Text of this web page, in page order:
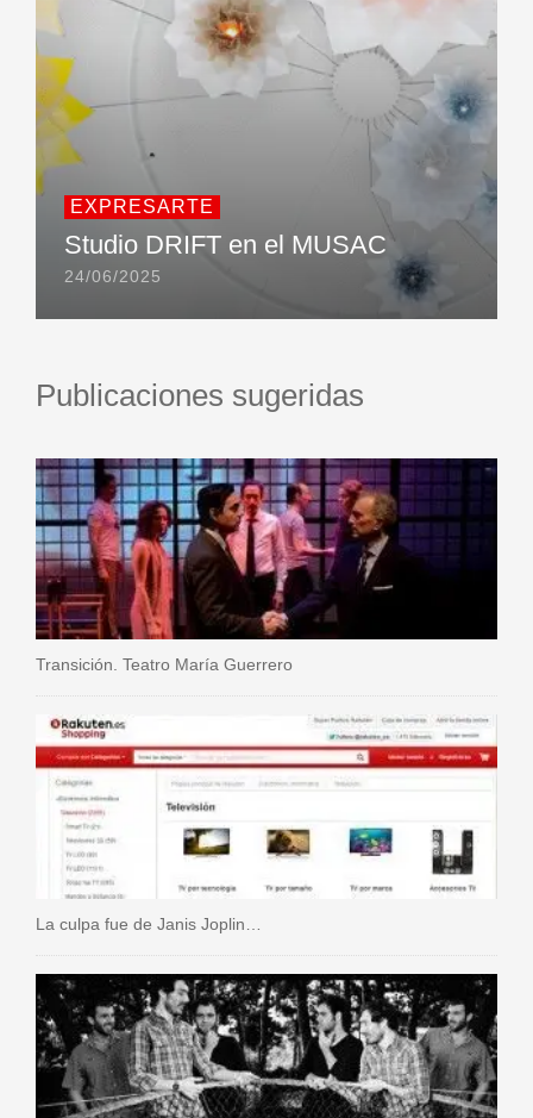
EXPRESARTE
Studio DRIFT en el MUSAC
24/06/2025
Publicaciones sugeridas
Transición. Teatro María Guerrero
La culpa fue de Janis Joplin…